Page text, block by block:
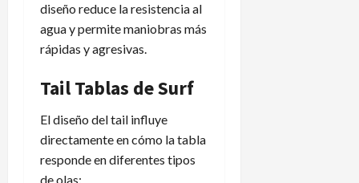
diseño reduce la resistencia al
agua y permite maniobras más
rápidas y agresivas.
Tail Tablas de Surf
El diseño del tail influye
directamente en cómo la tabla
responde en diferentes tipos
de olas: